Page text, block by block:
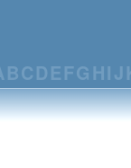
BCDEFG HIJ